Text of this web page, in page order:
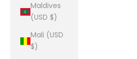
Maldives
(USD $)
Mali (USD
$)